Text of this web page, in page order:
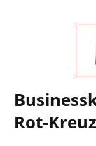
Rot-